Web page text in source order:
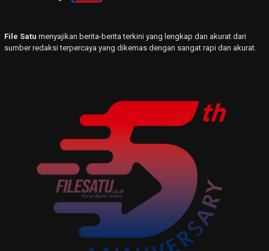
File Satu menyajikan berita-berita terkini yang lengkap dan akurat dari
sumber redaksi terpercaya yang dikemas dengan sangat rapi dan akurat.